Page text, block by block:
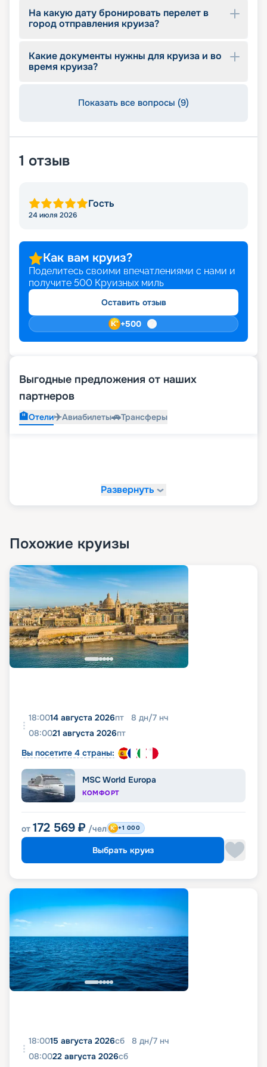
На какую дату бронировать перелет в
город отправления круиза?
Какие документы нужны для круиза и во
время круиза?
Показать все вопросы (9)
1 отзыв
Гость
24 июля 2026
Как вам круиз?
Поделитесь своими впечатлениями с нами и
получите 500 Круизных миль
Оставить отзыв
+500
Выгодные предложения от наших
партнеров
🏨Отели✈️Авиабилеты🚗Трансферы
Развернуть
Похожие круизы
18:0014 августа 2026пт 8 дн/7 нч
08:0021 августа 2026пт
Вы посетите 4 страны:
MSC World Europa
КОМФОРТ
от 172 569 ₽ /чел +1 000
Выбрать круиз
18:0015 августа 2026сб 8 дн/7 нч
08:0022 августа 2026сб